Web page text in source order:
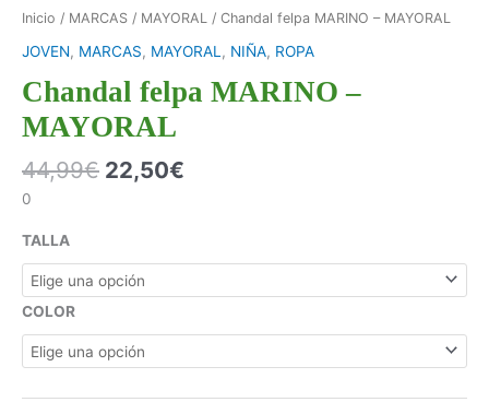
Inicio / MARCAS / MAYORAL / Chandal felpa MARINO – MAYORAL
JOVEN, MARCAS, MAYORAL , NIÑA, ROPA
Chandal felpa MARINO –
MAYORAL
44,99€ 22,50€
0
TALLA
COLOR